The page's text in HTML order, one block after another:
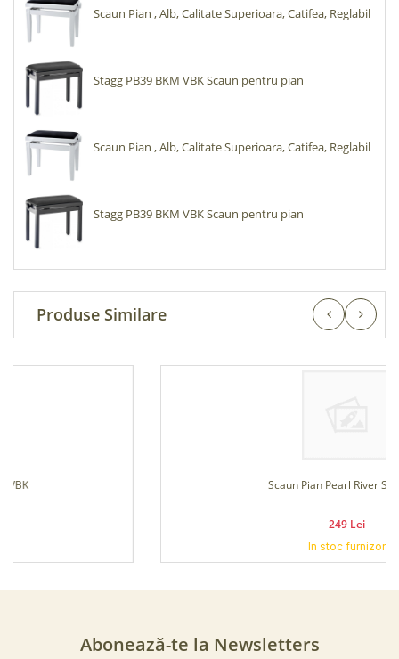
Scaun Pian , Alb, Calitate Superioara, Catifea, Reglabil
Stagg PB39 BKM VBK Scaun pentru pian
Scaun Pian , Alb, Calitate Superioara, Catifea, Reglabil
Stagg PB39 BKM VBK Scaun pentru pian
Produse Similare
Scaun Pian Pearl River S105 RW
Abonează-te la Newsletters